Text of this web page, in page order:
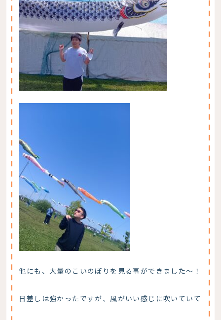
他にも、大量のこいのぼりを見る事ができました～！
日差しは強かったですが、風がいい感じに吹いていて